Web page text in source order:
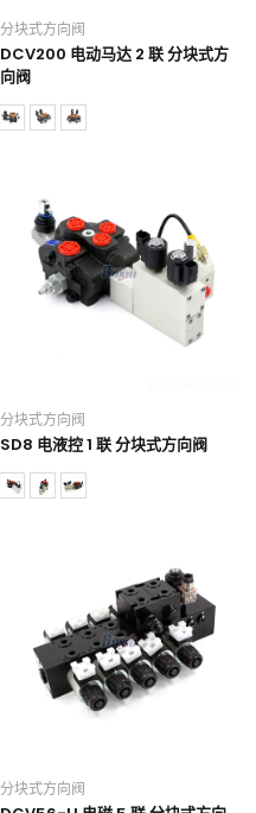
分块式方向阀
DCV200 电动马达 2 联 分块式方
向阀
分块式方向阀
SD8 电液控 1 联 分块式方向阀
分块式方向阀